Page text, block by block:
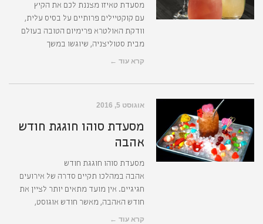
מסעדת טאיזו מצננת לכם את הקיץ
עם קוקטיילים פרותיים על בסיס עלית,
וודקת האולטרא פרימיום הטובה בעולם
מבית סטוליצניה, שיוגשו במשך
קרא עוד ←
אוגוסט 5, 2016
מסעדת סוהו חוגגת חודש
אהבה
מסעדת סוהו חוגגת חודש
אהבה במהלכו תקיים סדרה של אירועים
חגיגיים. אין מועד מתאים יותר לציין את
חודש האהבה, מאשר חודש אוגוסט,
קרא עוד ←